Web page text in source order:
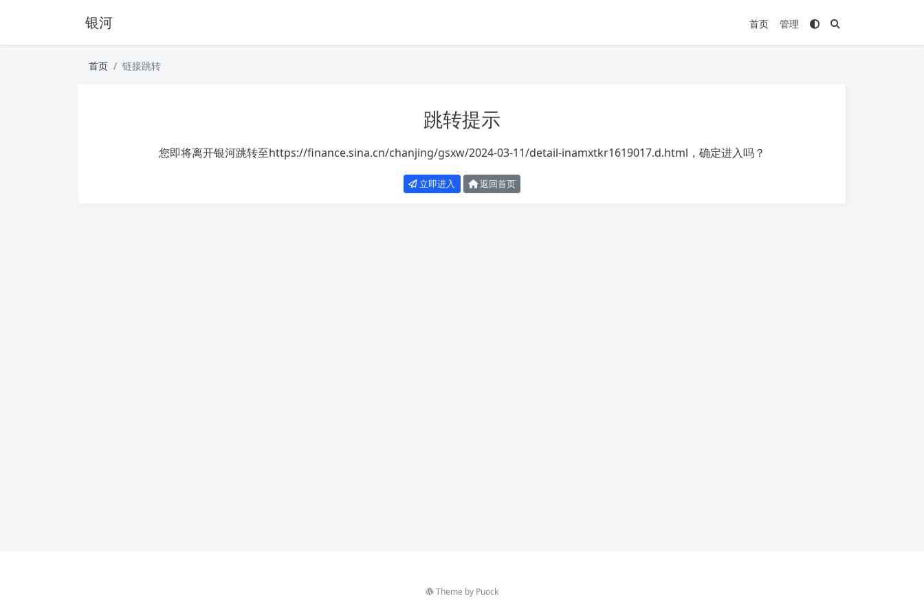
银河 首页 管理
首页 链接跳转
跳转提示
您即将离开银河跳转至https://finance.sina.cn/chanjing/gsxw/2024-03-11/detail-inamxtkr1619017.d.html ，确定进入吗？
立即进入 返回首页
Theme by Puock